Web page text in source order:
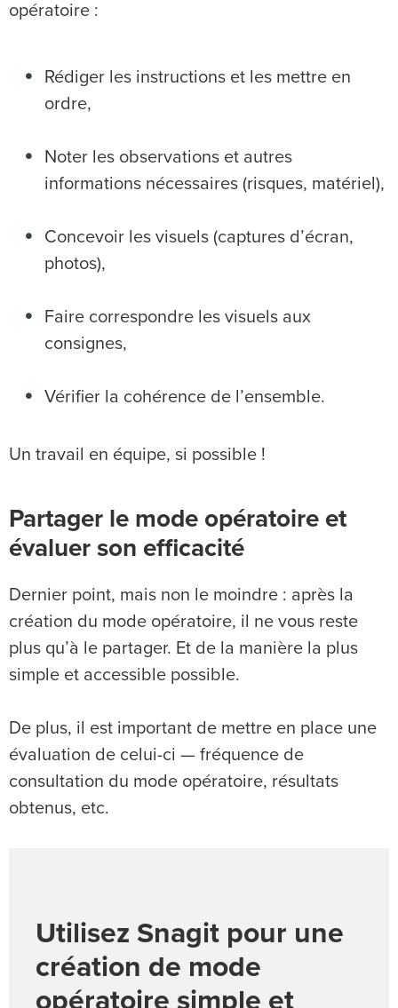
opératoire :
Rédiger les instructions et les mettre en
ordre,
Noter les observations et autres
informations nécessaires (risques, matériel),
Concevoir les visuels (captures d’écran,
photos),
Faire correspondre les visuels aux
consignes,
Vérifier la cohérence de l’ensemble.
Un travail en équipe, si possible !
Partager le mode opératoire et
évaluer son efficacité
Dernier point, mais non le moindre : après la
création du mode opératoire, il ne vous reste
plus qu’à le partager. Et de la manière la plus
simple et accessible possible.
De plus, il est important de mettre en place une
évaluation de celui-ci — fréquence de
consultation du mode opératoire, résultats
obtenus, etc.
Utilisez Snagit pour une
création de mode
opératoire simple et